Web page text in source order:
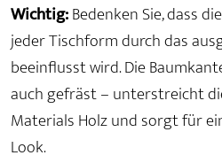
Wichtig:Bedenken Sie, dass
jeder Tischform durch das
beeinflusst wird. Die
auch gefräst – unterstreicht
Materials Holz und sorgt für
Look.